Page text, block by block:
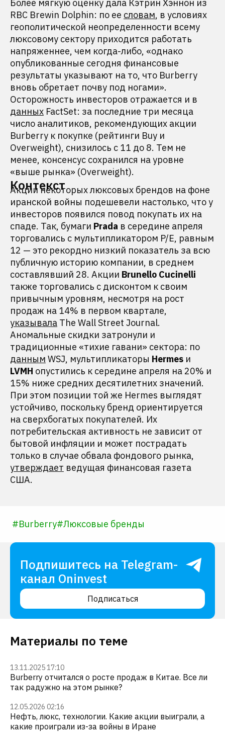
Более мягкую оценку дала Кэтрин Хэннон из
RBC Brewin Dolphin: по ее словам, в условиях
геополитической неопределенности всему
люксовому сектору приходится работать
напряженнее, чем когда-либо, «однако
опубликованные сегодня финансовые
результаты указывают на то, что Burberry
вновь обретает почву под ногами».
Осторожность инвесторов отражается и в
данных FactSet: за последние три месяца
число аналитиков, рекомендующих акции
Burberry к покупке (рейтинги Buy и
Overweight), снизилось с 11 до 8. Тем не
менее, консенсус сохранился на уровне
«выше рынка» (Overweight).
Контекст
Акции некоторых люксовых брендов на фоне
иранской войны подешевели настолько, что у
инвесторов появился повод покупать их на
спаде. Так, бумаги Prada в середине апреля
торговались с мультипликатором P/E, равным
12 — это рекордно низкий показатель за всю
публичную историю компании, в среднем
составлявший 28. Акции Brunello Cucinelli
также торговались с дисконтом к своим
привычным уровням, несмотря на рост
продаж на 14% в первом квартале,
указывала The Wall Street Journal.
Аномальные скидки затронули и
традиционные «тихие гавани» сектора: по
данным WSJ, мультипликаторы Hermes и
LVMH опустились к середине апреля на 20% и
15% ниже средних десятилетних значений.
При этом позиции той же Hermes выглядят
устойчиво, поскольку бренд ориентируется
на сверхбогатых покупателей. Их
потребительская активность не зависит от
бытовой инфляции и может пострадать
только в случае обвала фондового рынка,
утверждает ведущая финансовая газета
США.
#Burberry#Люксовые бренды
Подпишитесь на Telegram-
канал Oninvest
Подписаться
Материалы по теме
13.11.2025 17:10
Burberry отчитался о росте продаж в Китае. Все ли
так радужно на этом рынке?
12.05.2026 02:16
Нефть, люкс, технологии. Какие акции выиграли, а
какие проиграли из-за войны в Иране